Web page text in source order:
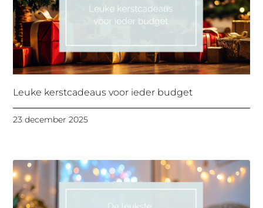
Leuke kerstcadeaus voor ieder budget
23 december 2025